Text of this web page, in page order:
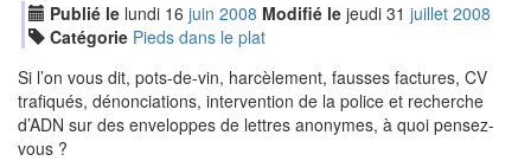
Publié le lundi 16 juin 2008 Modifié le jeudi 31 juillet 2008
Catégorie Pieds dans le plat
Si l’on vous dit, pots-de-vin, harcèlement, fausses factures, CV
trafiqués, dénonciations, intervention de la police et recherche
d’ADN sur des enveloppes de lettres anonymes, à quoi pensez-
vous ?